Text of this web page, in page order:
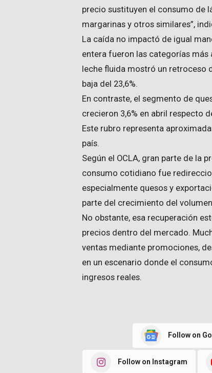
precio sustituyen el consumo de
margarinas y otros similares”,
La caída no impactó de igual
entera fueron las categorías
leche fluida mostró un retroceso
baja del 23,6%.
En contraste, el segmento de
crecieron 3,6% en abril respecto
Este rubro representa
país.
Según el OCLA, gran parte de la
consumo cotidiano fue
especialmente quesos y
parte del crecimiento del
No obstante, esa recuperación
precios dentro del mercado.
ventas mediante promociones,
en un escenario donde el
ingresos reales.
Follow on
Follow on Instagram